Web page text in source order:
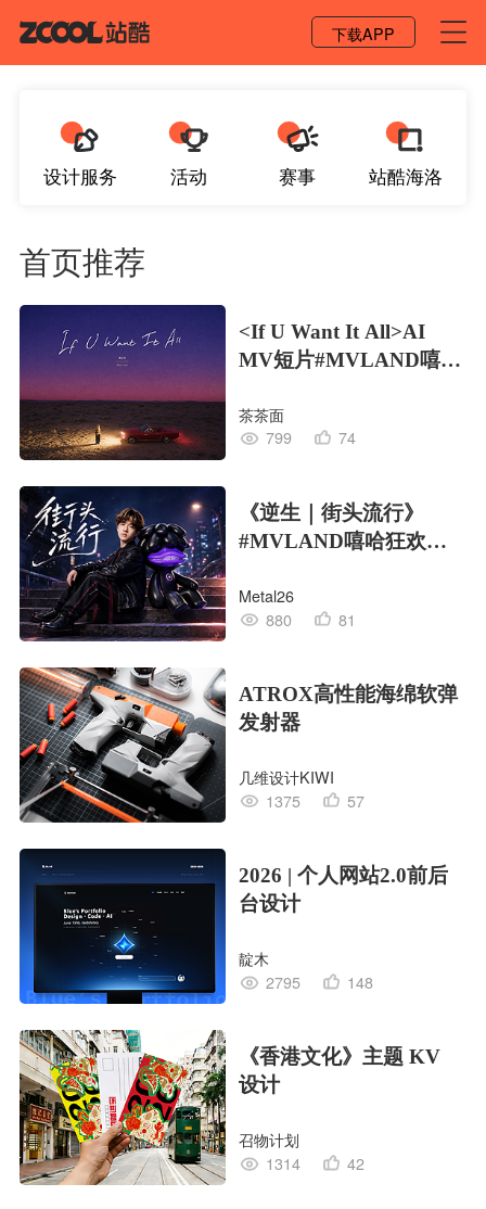
下载APP
设计服务 活动 赛事 站酷海洛
首页推荐
<If U Want It All>AI
MV短片#MVLAND嘻哈
茶茶面
799
74
《逆生｜街头流行》
#MVLAND嘻哈狂欢派
Metal26
880
81
ATROX高性能海绵软弹
发射器
几维设计KIWI
1375
57
2026 | 个人网站2.0前后
台设计
靛木
2795
148
《香港文化》主题 KV
设计
召物计划
1314
42